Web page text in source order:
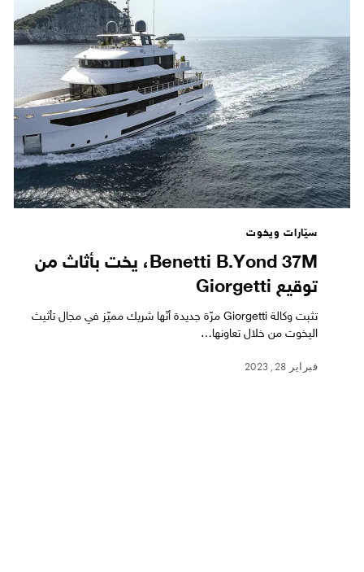
سيّارات ويخوت
Benetti B.Yond 37M، يخت بأثاث من
توقيع Giorgetti
تثبت وكالة Giorgetti مرّة جديدة أنّها شريك مميّز في مجال تأثيث
اليخوت من خلال تعاونها…
فبراير 28, 2023